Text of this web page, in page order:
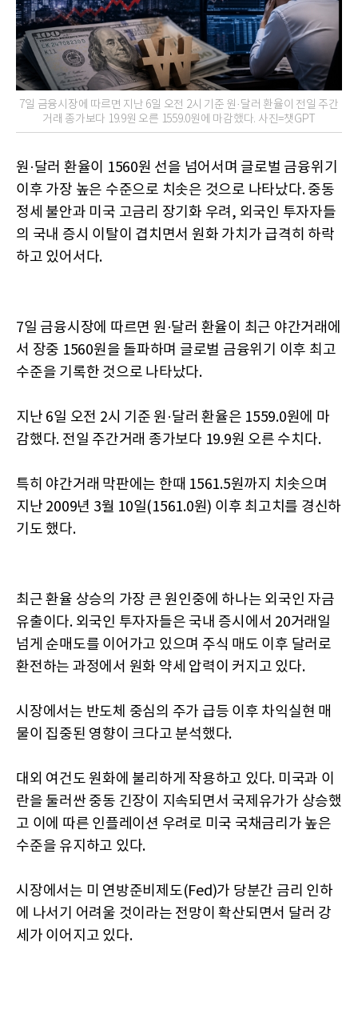
7일 금융시장에 따르면 지난 6일 오전 2시 기준 원·달러 환율이 전일 주간
거래 종가보다 19.9원 오른 1559.0원에 마감했다. 사진=챗GPT
원·달러 환율이 1560원 선을 넘어서며 글로벌 금융위기
이후 가장 높은 수준으로 치솟은 것으로 나타났다. 중동
정세 불안과 미국 고금리 장기화 우려, 외국인 투자자들
의 국내 증시 이탈이 겹치면서 원화 가치가 급격히 하락
하고 있어서다.
7일 금융시장에 따르면 원·달러 환율이 최근 야간거래에
서 장중 1560원을 돌파하며 글로벌 금융위기 이후 최고
수준을 기록한 것으로 나타났다.
지난 6일 오전 2시 기준 원·달러 환율은 1559.0원에 마
감했다. 전일 주간거래 종가보다 19.9원 오른 수치다.
특히 야간거래 막판에는 한때 1561.5원까지 치솟으며
지난 2009년 3월 10일(1561.0원) 이후 최고치를 경신하
기도 했다.
최근 환율 상승의 가장 큰 원인중에 하나는 외국인 자금
유출이다. 외국인 투자자들은 국내 증시에서 20거래일
넘게 순매도를 이어가고 있으며 주식 매도 이후 달러로
환전하는 과정에서 원화 약세 압력이 커지고 있다.
시장에서는 반도체 중심의 주가 급등 이후 차익실현 매
물이 집중된 영향이 크다고 분석했다.
대외 여건도 원화에 불리하게 작용하고 있다. 미국과 이
란을 둘러싼 중동 긴장이 지속되면서 국제유가가 상승했
고 이에 따른 인플레이션 우려로 미국 국채금리가 높은
수준을 유지하고 있다.
시장에서는 미 연방준비제도(Fed)가 당분간 금리 인하
에 나서기 어려울 것이라는 전망이 확산되면서 달러 강
세가 이어지고 있다.